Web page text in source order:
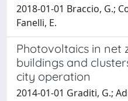
2018-01-01 Braccio, G.;
Fanelli, E.
Photovoltaics in net
buildings and
city operation
2014-01-01 Graditi, G.;